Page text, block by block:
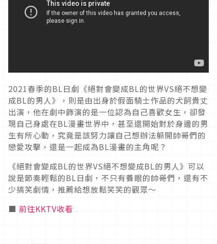
2021春季的BL日劇《絕對會變成BL的世界VS絕不想變
成BL的男人》，則是由出身於假面騎士作品的犬飼貴丈
出演，他在劇中飾演的是一位認為自己喜歡女生，卻發
現自己身處在BL漫畫世界中，甚至還開始對於身邊的男
生有所心動，究竟是該努力讓自己想辦法躲開帥哥們的
戀愛攻擊，還是一起成為BL漫畫的主角呢？
《絕對會變成BL的世界VS絕不想變成BL的男人》可以
說是節奏輕鬆的BL日劇，不只有養眼的帥哥們，還有不
少搞笑劇情，推薦給想放鬆笑笑的觀眾～
■ 前往KKTV收看